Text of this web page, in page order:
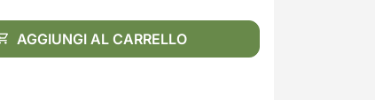
AGGIUNGI AL CARRELLO